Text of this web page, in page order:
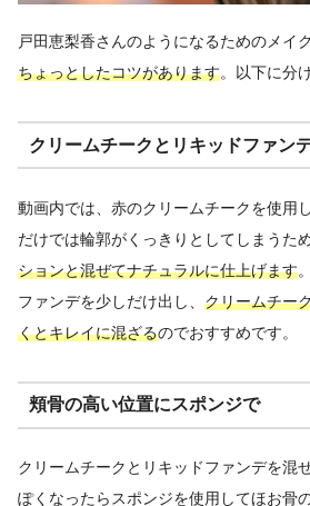
戸田恵梨香さんのようになるためのメイク
ちょっとしたコツがあります。以下に分
クリームチークとリキッドファン
動画内では、赤のクリームチークを使用
だけでは輪郭がくっきりとしてしまうため
ションと混ぜてナチュラルに仕上げます
ファンデを少しだけ出し、 クリームチー
くとキレイに混ざるのでおすすめです。
頬骨の高い位置にスポンジで
クリームチークとリキッドファンデを混
ぽくなったらスポンジを使用してほお骨